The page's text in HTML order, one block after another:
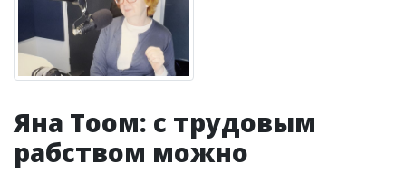
Яна Тоом: с трудовым
рабством можно